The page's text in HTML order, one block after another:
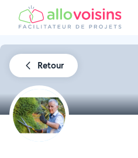
Retour